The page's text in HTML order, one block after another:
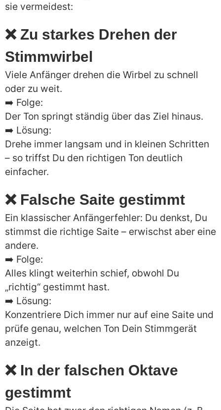
sie vermeidest:
❌ Zu starkes Drehen der
Stimmwirbel
Viele Anfänger drehen die Wirbel zu schnell
oder zu weit.
➡️ Folge:
Der Ton springt ständig über das Ziel hinaus.
➡️ Lösung:
Drehe immer langsam und in kleinen Schritten
– so triffst Du den richtigen Ton deutlich
einfacher.
❌ Falsche Saite gestimmt
Ein klassischer Anfängerfehler: Du denkst, Du
stimmst die richtige Saite – erwischst aber eine
andere.
➡️ Folge:
Alles klingt weiterhin schief, obwohl Du
„richtig“ gestimmt hast.
➡️ Lösung:
Konzentriere Dich immer nur auf eine Saite und
prüfe genau, welchen Ton Dein Stimmgerät
anzeigt.
❌ In der falschen Oktave
gestimmt